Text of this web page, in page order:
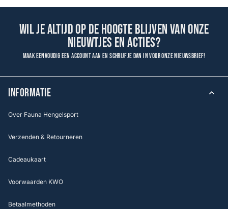
Wil je altijd op de hoogte blijven van onze
nieuwtjes en acties?
Maak eenvoudig een account aan en schrijf je dan in voor onze nieuwsbrief!
INFORMATIE
Over Fauna Hengelsport
Verzenden & Retourneren
Cadeaukaart
Voorwaarden KWO
Betaalmethoden